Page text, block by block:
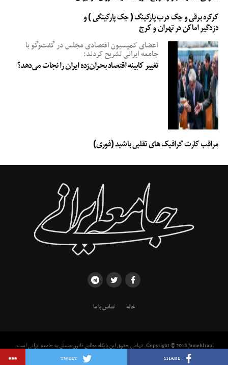
SHARE
TWEET
کرکره برقی و جک درب پارکینگ ( جک پارکینگی ) و
دزدگیر اماکن در تهران و کرج
اعضای کمیسیون اقتصادی مجلس در گفت‌وگو با
جامعه ایرانی تشریح کردند:
تغییر کابینه اقتصاد بحران‌زده ایران را نجات می‌دهد؟
مراقب کارت گرافیک های تقلبی باشید (فوری)
خانه تماس با ما
Copyright © 2018 JamehIrani. تمامی حقوق این پایگاه مطابق قانون متعلق به جامعه ایرانی است.
استفاده از مطالب با ذکر منبع بلامانع است.